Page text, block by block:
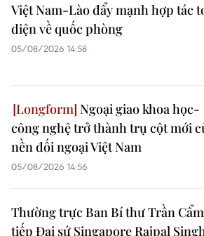
Việt Nam-Lào đẩy mạnh hợp tác
diện về quốc phòng
05/08/2026 14:58
Ngoại giao khoa học-
công nghệ trở thành trụ cột mới
nền đối ngoại Việt Nam
05/08/2026 14:56
Thường trực Ban Bí thư Trần
tiếp Đại sứ Singapore Rajpal